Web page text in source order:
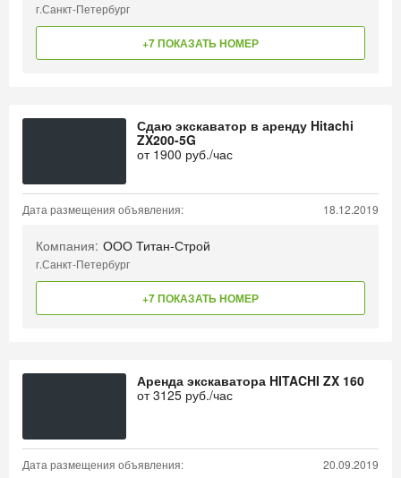
г.Санкт-Петербург
+7 ПОКАЗАТЬ НОМЕР
Сдаю экскаватор в аренду Hitachi
ZX200-5G
от 1900 руб./час
Дата размещения объявления: 18.12.2019
Компания: ООО Титан-Строй
г.Санкт-Петербург
+7 ПОКАЗАТЬ НОМЕР
Аренда экскаватора HITACHI ZX 160
от3125 руб./час
Дата размещения объявления: 20.09.2019